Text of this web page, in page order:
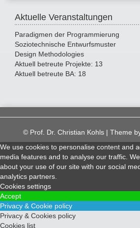
Aktuelle Veranstaltungen
Paradigmen der Programmierung
Soziotechnische Entwurfsmuster
Design Methodologies
Aktuell betreute Projekte: 13
Aktuell betreute BA: 18
© Prof. Dr. Christian Kohls | Theme
We use cookies to personalise content and
media features and to analyse our traffic.
about your use of our site with our social
analytics partners.
Cookies settings
Accept
Privacy & Cookie policy
Privacy & Cookies policy
Cookies list